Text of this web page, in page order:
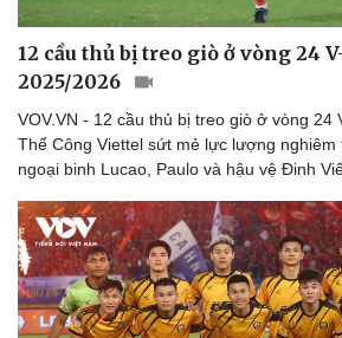
Thể thao
Bóng đá
Lịch thi đấu bóng đá
Thế giới thể thao
eSports
Hậu trường
Ô tô -
Ô tô
Xe máy
12 cầu thủ bị treo giò ở vòng 24
2025/2026
VOV.VN - 12 cầu thủ bị treo giò ở vòng 24
Thể Công Viettel sứt mẻ lực lượng nghiêm
ngoại binh Lucao, Paulo và hậu vệ Đinh